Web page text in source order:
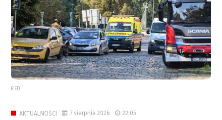
RED.
AKTUALNOŚCI 7 sierpnia 2026 22:05